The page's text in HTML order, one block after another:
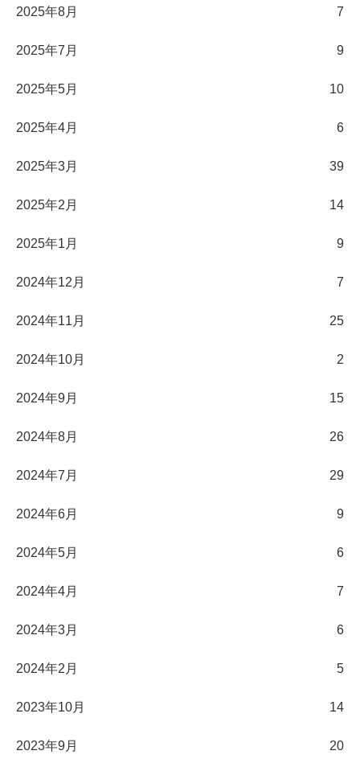
2025年8月 7
2025年7月 9
2025年5月 10
2025年4月 6
2025年3月 39
2025年2月 14
2025年1月 9
2024年12月 7
2024年11月 25
2024年10月 2
2024年9月 15
2024年8月 26
2024年7月 29
2024年6月 9
2024年5月 6
2024年4月 7
2024年3月 6
2024年2月 5
2023年10月 14
2023年9月 20